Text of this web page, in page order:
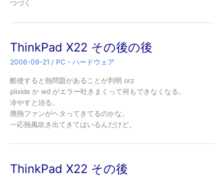
つづく
ThinkPad X22 その後の後
2006-09-21 / PC・ハードウェア
酷使すると熱問題があることが判明 orz
piixide か wd がエラー吐きまくって何もできなくなる。
冷やすと治る。
廃熱ファンがヘタってきてるのかな。
一応熱風吹き出てきてはいるんだけど。
ThinkPad X22 その後